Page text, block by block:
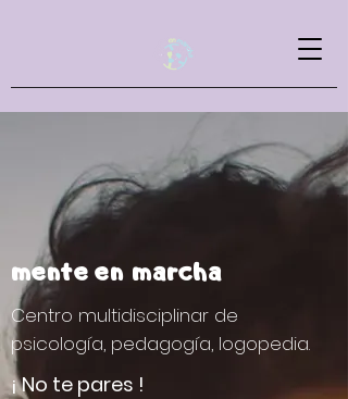
menteen marcha
Centro multidisciplinar de
psicología, pedagogía, logopedia.
¡ No te pares !